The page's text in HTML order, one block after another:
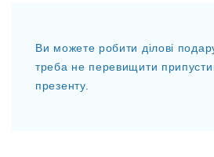
Ви можете робити ділові
треба не перевищити
презенту.